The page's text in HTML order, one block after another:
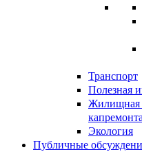
Транспорт
Полезная
Жилищная
Экология
Публичные